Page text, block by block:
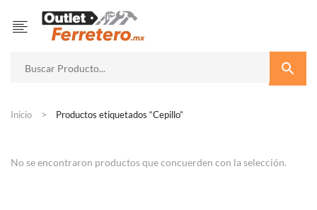
Inicio Productos etiquetados “Cepillo”
No se encontraron productos que concuerden con la selección.